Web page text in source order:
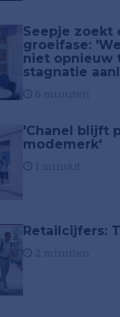
Seepje zoekt
groeifase:
niet opnieuw
stagnatie
'Chanel blijft
modemerk'
Retailcijfers: